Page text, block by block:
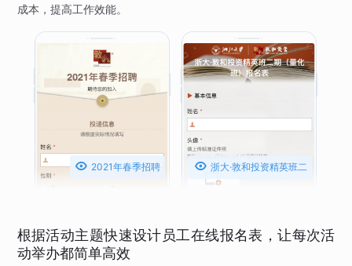
成本，提高工作效能。
 2021年春季招聘  浙大·敦和投资精英班二
根据活动主题快速设计员工在线报名表，让每次活
动举办都简单高效